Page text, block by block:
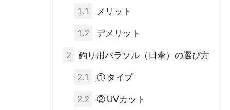
1.1 メリット
1.2 デメリット
2 釣り用パラソル（日傘）の選び方
2.1 ① タイプ
2.2 ② UVカット